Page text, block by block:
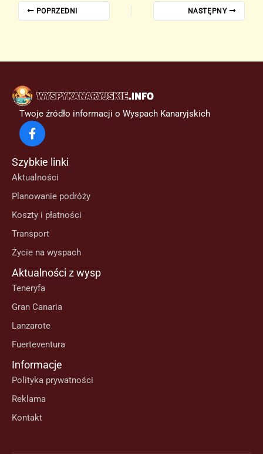
POPRZEDNI NASTĘPNY
Twoje źródło informacji o Wyspach Kanaryjskich
Szybkie linki
Aktualności
Planowanie podróży
Koszty i płatności
Transport
Życie na wyspach
Aktualności z wysp
Teneryfa
Gran Canaria
Lanzarote
Fuerteventura
Informacje
Polityka prywatności
Reklama
Kontakt